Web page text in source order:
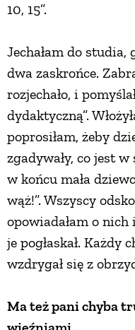
10, 15”.
Jechałam do studia,
dwa zaskrońce.
rozjechało, i
dydaktyczną”.
poprosiłam, żeby
zgadywały, co jest w
w końcu mała
wąż!”. Wszyscy
opowiadałam o nich
je pogłaskał. Każdy
wzdrygał się z
Ma też pani chyba